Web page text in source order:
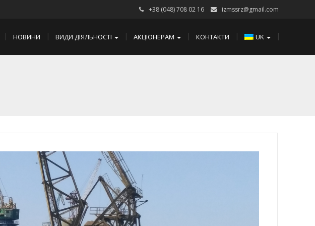
+38 (048) 708 02 16 izmssrz@gmail.com
НОВИНИ ВИДИ ДІЯЛЬНОСТІ АКЦІОНЕРАМ КОНТАКТИ UK